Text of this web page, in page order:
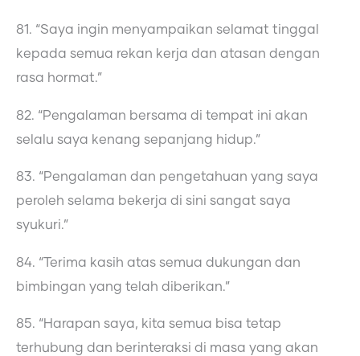
81. “Saya ingin menyampaikan selamat tinggal
kepada semua rekan kerja dan atasan dengan
rasa hormat.”
82. “Pengalaman bersama di tempat ini akan
selalu saya kenang sepanjang hidup.”
83. “Pengalaman dan pengetahuan yang saya
peroleh selama bekerja di sini sangat saya
syukuri.”
84. “Terima kasih atas semua dukungan dan
bimbingan yang telah diberikan.”
85. “Harapan saya, kita semua bisa tetap
terhubung dan berinteraksi di masa yang akan